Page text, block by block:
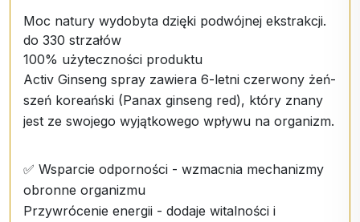
Moc natury wydobyta dzięki podwójnej ekstrakcji.
do 330 strzałów
100% użyteczności produktu
Activ Ginseng spray zawiera 6-letni czerwony żeń-
szeń koreański (Panax ginseng red), który znany
jest ze swojego wyjątkowego wpływu na organizm.
✅ Wsparcie odporności - wzmacnia mechanizmy
obronne organizmu
Przywrócenie energii - dodaje witalności i